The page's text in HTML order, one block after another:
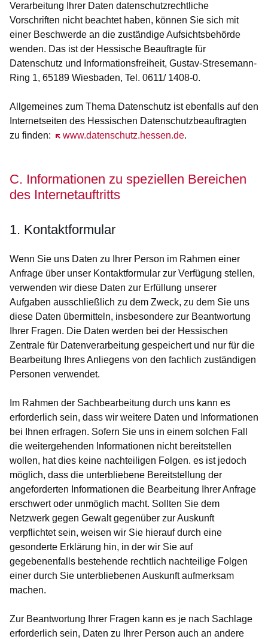
Verarbeitung Ihrer Daten datenschutzrechtliche
Vorschriften nicht beachtet haben, können Sie sich mit
einer Beschwerde an die zuständige Aufsichtsbehörde
wenden. Das ist der Hessische Beauftragte für
Datenschutz und Informationsfreiheit, Gustav-Stresemann-
Ring 1, 65189 Wiesbaden, Tel. 0611/ 1408-0.
Allgemeines zum Thema Datenschutz ist ebenfalls auf den
Internetseiten des Hessischen Datenschutzbeauftragten
zu finden:
www.datenschutz.hessen.de
Öffnet sich in einem neuen Fenster
.
C. Informationen zu speziellen Bereichen
des Internetauftritts
1. Kontaktformular
Wenn Sie uns Daten zu Ihrer Person im Rahmen einer
Anfrage über unser Kontaktformular zur Verfügung stellen,
verwenden wir diese Daten zur Erfüllung unserer
Aufgaben ausschließlich zu dem Zweck, zu dem Sie uns
diese Daten übermitteln, insbesondere zur Beantwortung
Ihrer Fragen. Die Daten werden bei der Hessischen
Zentrale für Datenverarbeitung gespeichert und nur für die
Bearbeitung Ihres Anliegens von den fachlich zuständigen
Personen verwendet.
Im Rahmen der Sachbearbeitung durch uns kann es
erforderlich sein, dass wir weitere Daten und Informationen
bei Ihnen erfragen. Sofern Sie uns in einem solchen Fall
die weitergehenden Informationen nicht bereitstellen
wollen, hat dies keine nachteiligen Folgen. es ist jedoch
möglich, dass die unterbliebene Bereitstellung der
angeforderten Informationen die Bearbeitung Ihrer Anfrage
erschwert oder unmöglich macht. Sollten Sie dem
Netzwerk gegen Gewalt gegenüber zur Auskunft
verpflichtet sein, weisen wir Sie hierauf durch eine
gesonderte Erklärung hin, in der wir Sie auf
gegebenenfalls bestehende rechtlich nachteilige Folgen
einer durch Sie unterbliebenen Auskunft aufmerksam
machen.
Zur Beantwortung Ihrer Fragen kann es je nach Sachlage
erforderlich sein, Daten zu Ihrer Person auch an andere